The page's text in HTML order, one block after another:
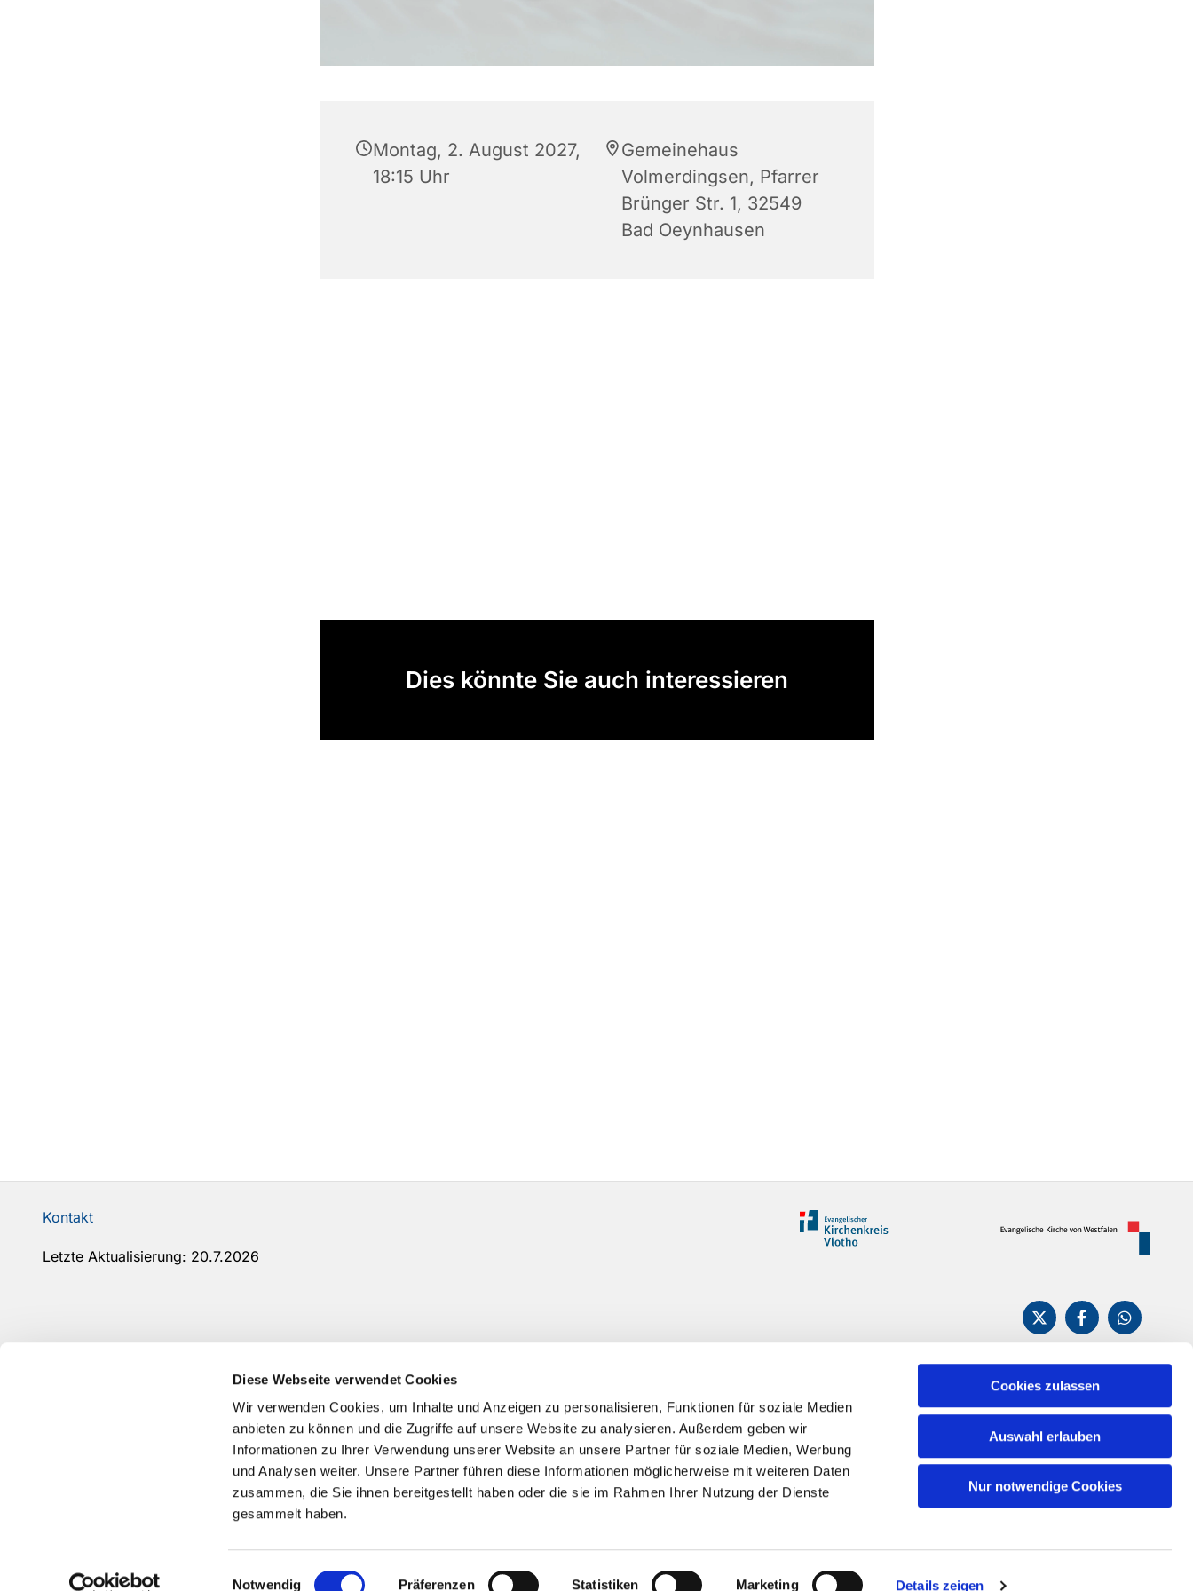
Diese Webseite verwendet Cookies
Wir verwenden Cookies, um Inhalte und Anzeigen zu personalisieren, Funktionen für soziale Medien
anbieten zu können und die Zugriffe auf unsere Website zu analysieren. Außerdem geben wir
Informationen zu Ihrer Verwendung unserer Website an unsere Partner für soziale Medien, Werbung
und Analysen weiter. Unsere Partner führen diese Informationen möglicherweise mit weiteren Daten
zusammen, die Sie ihnen bereitgestellt haben oder die sie im Rahmen Ihrer Nutzung der Dienste
gesammelt haben.
Einwilligungsauswahl
Notwendig Präferenzen Statistiken Marketing Details zeigen
Cookies zulassen
Auswahl erlauben
Nur notwendige Cookies
Montag, 2. August 2027,
18:15 Uhr
Gemeinehaus
Volmerdingsen, Pfarrer
Brünger Str. 1, 32549
Bad Oeynhausen
Dies könnte Sie auch interessieren
Kontakt
Letzte Aktualisierung: 20.7.2026
Impressum Datenschutzerklärung ChurchDesk-Login